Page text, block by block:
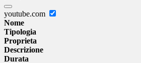
youtube.com
Nome
Tipologia
Proprieta
Descrizione
Durata